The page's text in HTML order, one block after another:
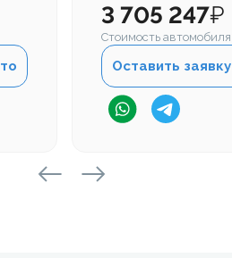
3 705 247₽
Стоимость автомобиля
Оставить